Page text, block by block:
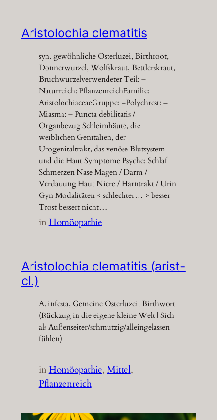
Aristolochia clematitis
syn. gewöhnliche Osterluzei, Birthroot,
Donnerwurzel, Wolfskraut, Bettlerskraut,
Bruchwurzelverwendeter Teil: –
Naturreich: PflanzenreichFamilie:
AristolochiaceaeGruppe: –Polychrest: –
Miasma: – Puncta debilitatis /
Organbezug Schleimhäute, die
weiblichen Genitalien, der
Urogenitaltrakt, das venöse Blutsystem
und die Haut Symptome Psyche: Schlaf
Schmerzen Nase Magen / Darm /
Verdauung Haut Niere / Harntrakt / Urin
Gyn Modalitäten < schlechter… > besser
Trost bessert nicht…
inHomöopathie
Aristolochia clematitis (arist-
cl.)
A. infesta, Gemeine Osterluzei; Birthwort
(Rückzug in die eigene kleine Welt | Sich
als Außenseiter/schmutzig/alleingelassen
fühlen)
inHomöopathie, Mittel
Pflanzenreich